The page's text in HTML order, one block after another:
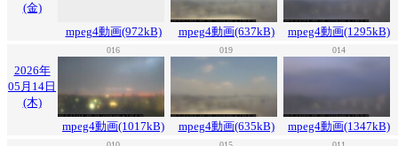
(金)
mpeg4動画(972kB)
mpeg4動画(637kB) mpeg4動画(1295kB)
016 019 014
2026年
05月14日
(木)
mpeg4動画(1017kB)
mpeg4動画(635kB) mpeg4動画(1347kB)